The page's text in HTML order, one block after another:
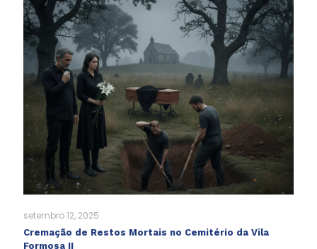
setembro 12, 2025
Cremação de Restos Mortais no Cemitério da Vila
Formosa II